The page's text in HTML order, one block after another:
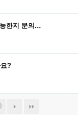
한지 문의…
?